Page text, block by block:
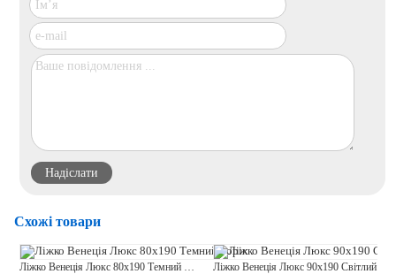
Схожі товари